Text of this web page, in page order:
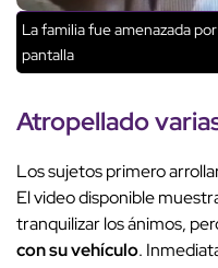
La familia fue amenazada
pantalla
Atropellado
Los sujetos primero
El video disponible
tranquilizar los ánimos,
con su vehículo.